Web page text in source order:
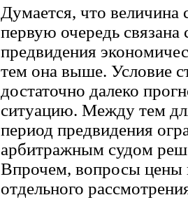
Думается, что величина
первую очередь
предвидения
тем она выше. Условие
достаточно далеко
ситуацию. Между тем
период предвидения
арбитражным судом
Впрочем, вопросы цены
отдельного